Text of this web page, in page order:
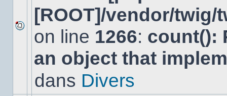
Aucun
nouveau
message
non-
dans
[ROOT]/vendor/
on line 1266: count():
an object that
dans Divers